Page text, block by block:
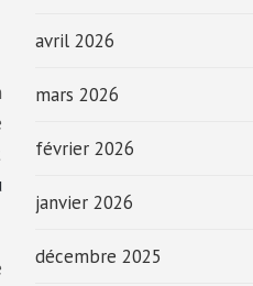
avril 2026
mars 2026
février 2026
janvier 2026
décembre 2025